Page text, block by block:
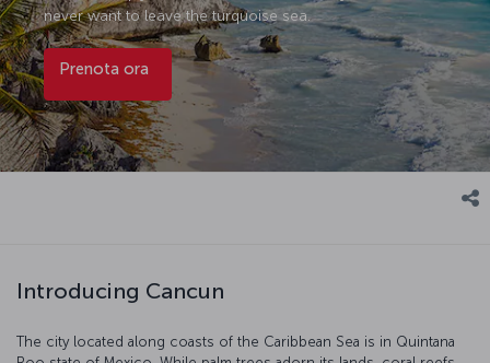
never want to leave the turquoise sea.
Prenota ora
Introducing Cancun
The city located along coasts of the Caribbean Sea is in Quintana